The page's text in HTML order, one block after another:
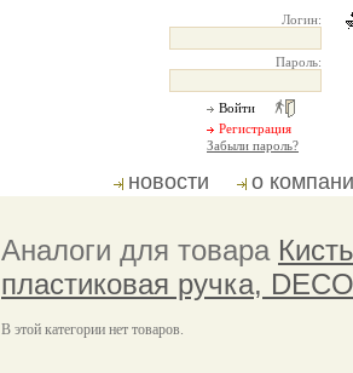
Логин:
Пароль:
Забыли пароль?
новости о
Аналоги для товара
пластиковая ручка,
В этой категории нет товаров.